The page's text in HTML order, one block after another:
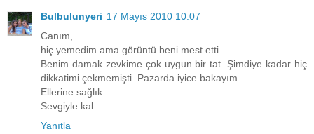
Bulbulunyeri 17 Mayıs 2010 10:07
Canım,
hiç yemedim ama görüntü beni mest etti.
Benim damak zevkime çok uygun bir tat. Şimdiye kadar hiç
dikkatimi çekmemişti. Pazarda iyice bakayım.
Ellerine sağlık.
Sevgiyle kal.
Yanıtla